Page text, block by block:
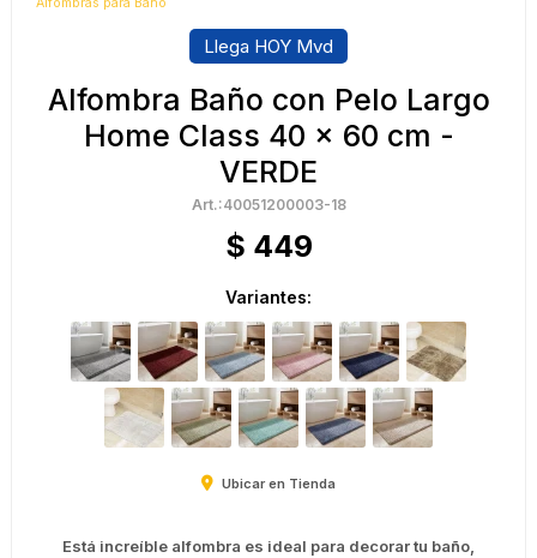
Alfombras para Baño
Llega HOY Mvd
Alfombra Baño con Pelo Largo
Home Class 40 x 60 cm -
VERDE
40051200003-18
$ 449
Variantes:
Ubicar en Tienda
Está increíble alfombra es ideal para decorar tu baño,